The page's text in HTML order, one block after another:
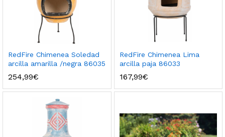
RedFire Chimenea Soledad
arcilla amarilla /negra 86035
254,99€
RedFire Chimenea Lima
arcilla paja 86033
167,99€